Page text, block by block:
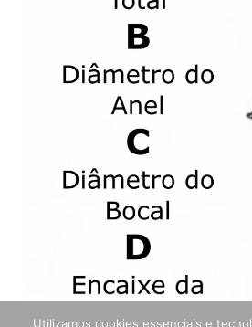
Utilizamos cookies essenciais e